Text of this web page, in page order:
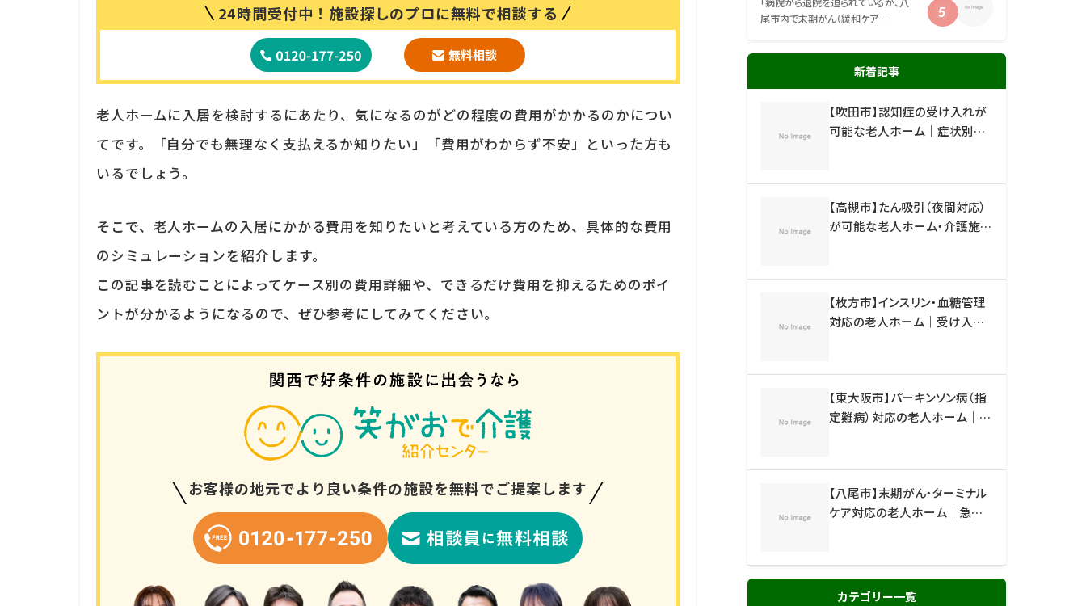
24時間受付中！ 施設探しのプロに無料で相談する
老人ホームに入居を検討するにあたり、気になるのがどの程度の費用がかかるのかについ
てです。「自分でも無理なく支払えるか知りたい」「費用がわからず不安」といった方も
いるでしょう。
そこで、老人ホームの入居にかかる費用を知りたいと考えている方のため、具体的な費用
のシミュレーションを紹介します。
この記事を読むことによってケース別の費用詳細や、できるだけ費用を抑えるためのポイ
ントが分かるようになるので、ぜひ参考にしてみてください。
お客様の地元でより良い条件の施設を無料でご提案します
尾市内で末期がん（緩和ケア…
新着記事
【吹田市】認知症の受け入れが
可能な老人ホーム｜症状別の
【高槻市】たん吸引（夜間対応）
が可能な老人ホーム・介護施設
【枚方市】インスリン・血糖管理
対応の老人ホーム｜受け入れ
【東大阪市】パーキンソン病（指
定難病）対応の老人ホーム｜リ
【八尾市】末期がん・ターミナル
ケア対応の老人ホーム｜急な
カテゴリー一覧